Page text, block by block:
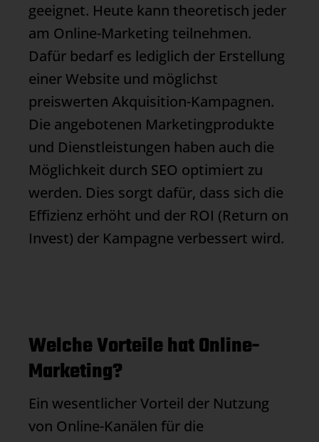
geeignet. Heute kann theoretisch jeder
am Online-Marketing teilnehmen.
Dafür bedarf es lediglich der Erstellung
einer Website und möglichst
preiswerten Akquisition-Kampagnen.
Die angebotenen Marketingprodukte
und Dienstleistungen haben auch die
Möglichkeit durch SEO optimiert zu
werden. Dies sorgt dafür, dass sich die
Effizienz erhöht und der ROI (Return on
Invest) der Kampagne verbessert wird.
Welche Vorteile hat Online-
Marketing?
Ein wesentlicher Vorteil der Nutzung
von Online-Kanälen für die